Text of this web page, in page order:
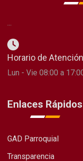
Horario de Atención
Lun - Vie 08:00 a
Enlaces Rápidos
GAD Parroquial
Transparencia